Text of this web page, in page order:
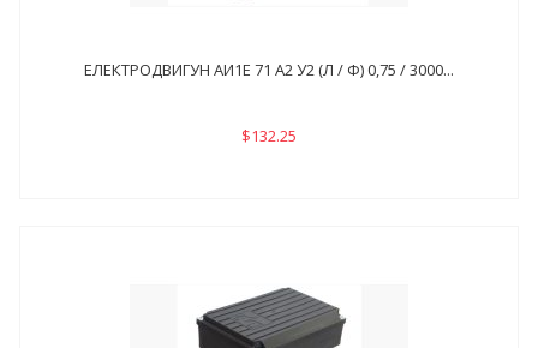
ЕЛЕКТРОДВИГУН АИ1Е 71 А2 У2 (Л / Ф) 0,75 / 3000...
$132.25